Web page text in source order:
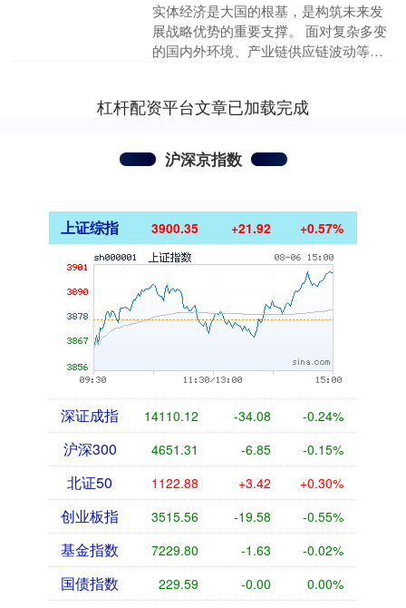
实体经济是大国的根基，是构筑未来发
展战略优势的重要支撑。 面对复杂多变
的国内外环境、产业链供应链波动等多
杠杆配资平台文章已加载完成
沪深京指数
上证综指 3900.35 +21.92 +0.57%
深证成指 14110.12 -34.08 -0.24%
沪深300 4651.31 -6.85 -0.15%
北证50 1122.88 +3.42 +0.30%
创业板指 3515.56 -19.58 -0.55%
基金指数 7229.80 -1.63 -0.02%
国债指数 229.59 -0.00 0.00%